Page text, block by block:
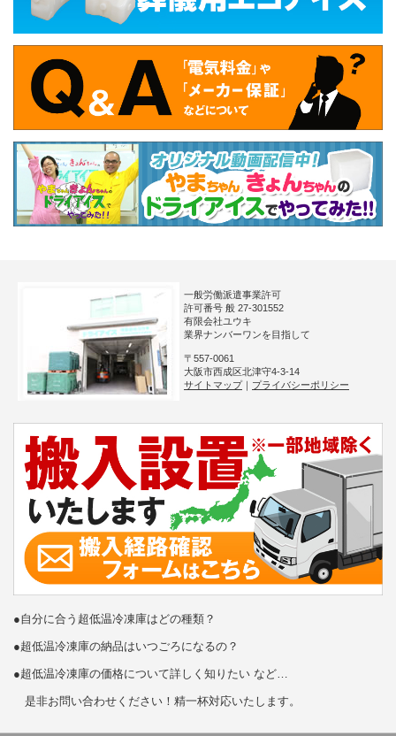
一般労働派遣事業許可
許可番号 般 27-301552
有限会社ユウキ
業界ナンバーワンを目指して
〒557-0061
大阪市西成区北津守4-3-14
サイトマップ
プライバシーポリシー
●自分に合う超低温冷凍庫はどの種類？
●超低温冷凍庫の納品はいつごろになるの？
●超低温冷凍庫の価格について詳しく知りたい など…
是非お問い合わせください！精一杯対応いたします。